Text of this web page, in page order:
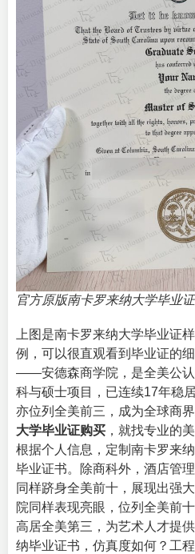
官方原版南卡罗来纳大学毕业
上图是南卡罗来纳大学毕业证
例，可以很直观看到毕业证的
——安德森商学院，是全美公认
科与硕士项目，已连续17年稳
亦位列全美前三，成为全球商界
大学毕业证购买 ，就找专业的
根据个人信息，定制南卡罗来
毕业证书。除商科外，酒店管
同样跻身全美前十，展现出强
院同样表现亮眼，位列全美前
高居全美第三，为艺术人才提
纳毕业证书，仿真度如何？工